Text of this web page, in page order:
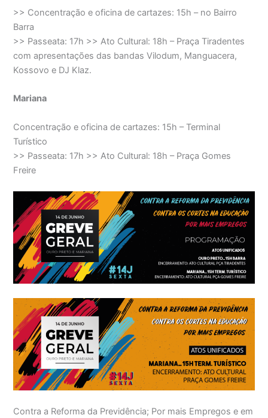
>> Concentração e oficina de cartazes: 15h – no Bairro
Barra
>> Passeata: 17h >> Ato Cultural: 18h – Praça Tiradentes
com apresentações das bandas Vilodum, Manguacera,
Kossovo e DJ Klaz.
Mariana
Concentração e oficina de cartazes: 15h – Terminal
Turístico
>> Passeata: 17h >> Ato Cultural: 18h – Praça Gomes
Freire
Contra a Reforma da Previdência; Por mais Empregos e em